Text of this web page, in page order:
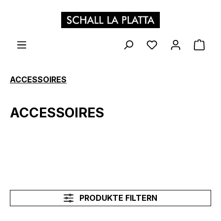
Zum Hauptinhalt springen
ACCESSOIRES
ACCESSOIRES
PRODUKTE FILTERN